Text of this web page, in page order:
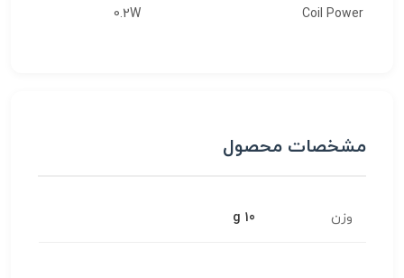
Coil Power
0.2W
مشخصات محصول
وزن 10 g